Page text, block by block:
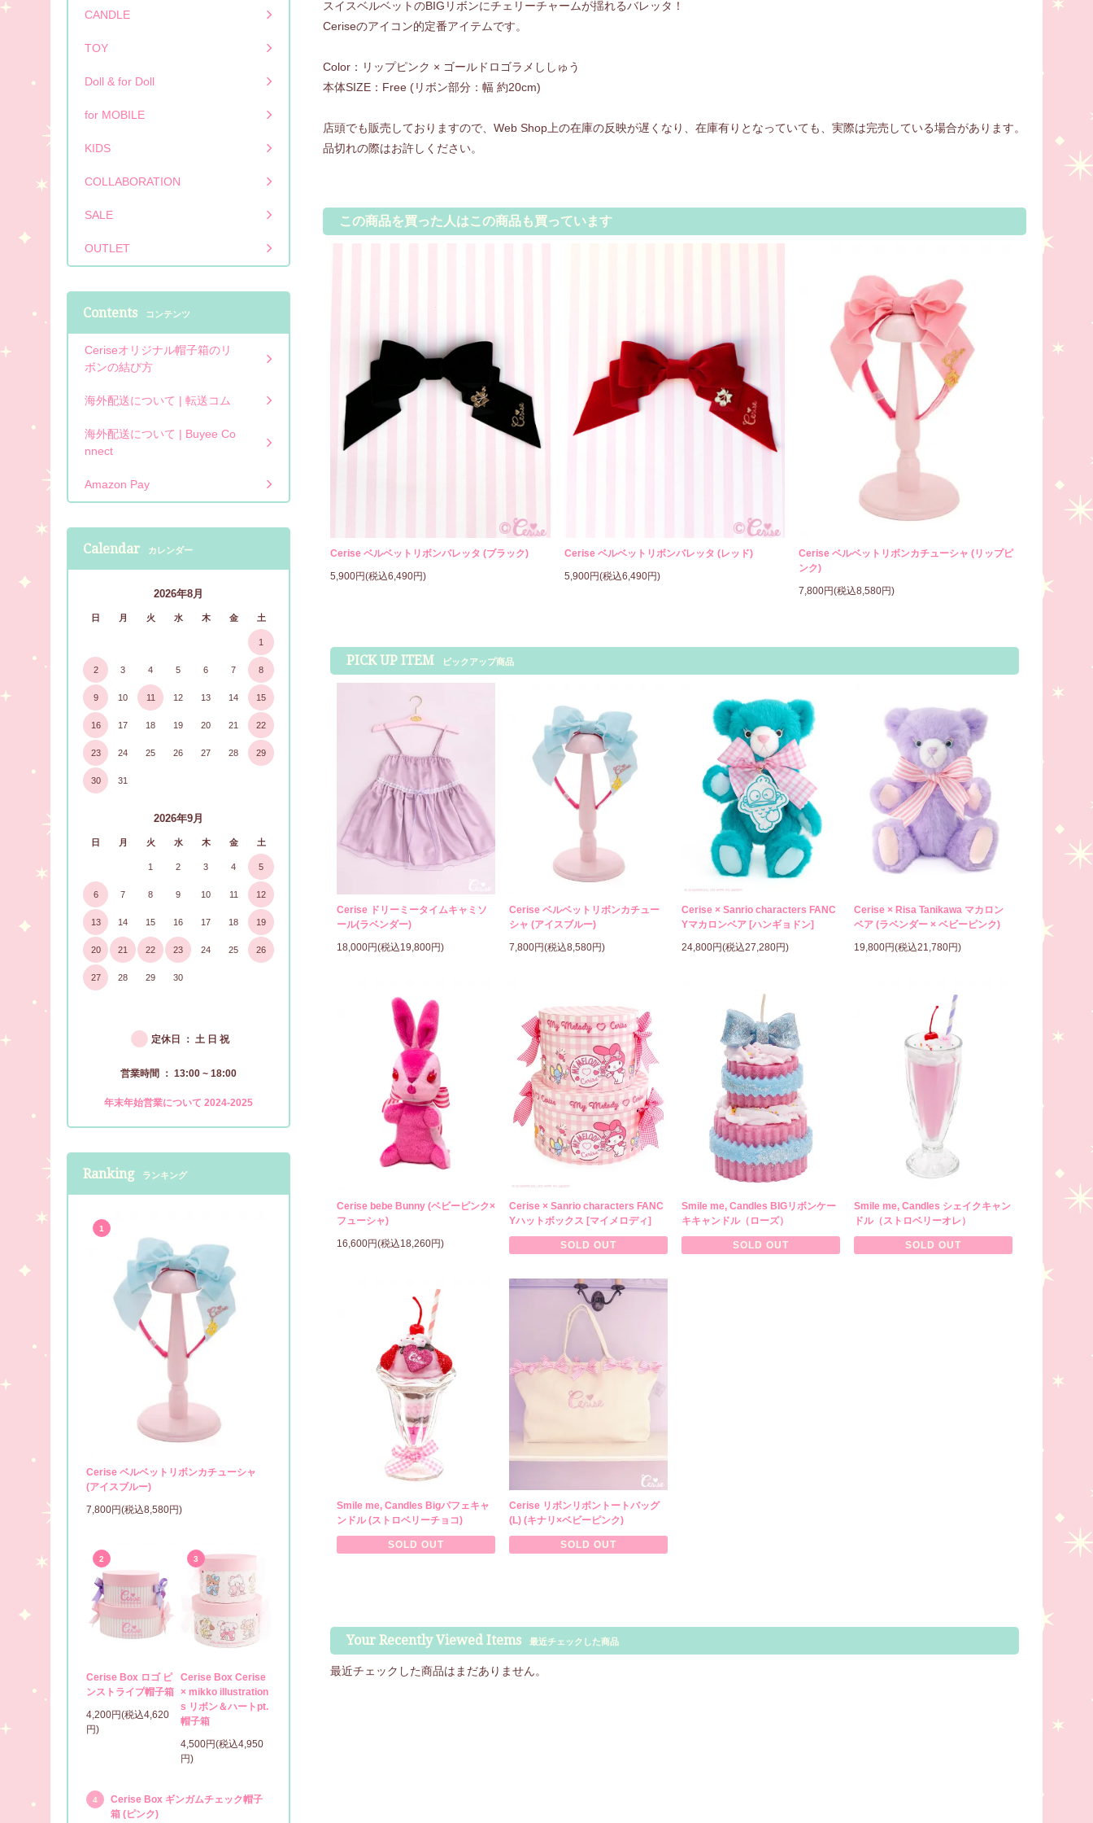
スイスベルベットのBIGリボンにチェリーチャームが揺れるバレッタ！
Ceriseのアイコン的定番アイテムです。
Color：リップピンク × ゴールドロゴラメししゅう
本体SIZE：Free (リボン部分：幅 約20cm)
店頭でも販売しておりますので、Web Shop上の在庫の反映が遅くなり、在庫有りとなっていても、実際は完売している場合があります。
品切れの際はお許しください。
この商品を買った人はこの商品も買っています
Cerise ベルベットリボンバレッタ (ブラック)
5,900円(税込6,490円)
Cerise ベルベットリボンバレッタ (レッド)
5,900円(税込6,490円)
Cerise ベルベットリボンカチューシャ (リップピ
ンク)
7,800円(税込8,580円)
PICK UP ITEM ピックアップ商品
Cerise ドリーミータイムキャミソ
ール(ラベンダー)
18,000円(税込19,800円)
Cerise ベルベットリボンカチュー
シャ (アイスブルー)
7,800円(税込8,580円)
Cerise × Sanrio characters FANC
Yマカロンベア [ハンギョドン]
24,800円(税込27,280円)
Cerise × Risa Tanikawa マカロン
ベア (ラベンダー × ベビーピンク)
19,800円(税込21,780円)
Cerise bebe Bunny (ベビーピンク×
フューシャ)
16,600円(税込18,260円)
Cerise × Sanrio characters FANC
Yハットボックス [マイメロディ]
SOLD OUT
Smile me, Candles BIGリボンケー
キキャンドル（ローズ）
SOLD OUT
Smile me, Candles シェイクキャン
ドル（ストロベリーオレ）
SOLD OUT
Smile me, Candles Bigパフェキャ
ンドル (ストロベリーチョコ)
SOLD OUT
Cerise リボンリボントートバッグ
(L) (キナリ×ベビーピンク)
SOLD OUT
Your Recently Viewed Items 最近チェックした商品
最近チェックした商品はまだありません。
CANDLE
TOY
Doll & for Doll
for MOBILE
KIDS
COLLABORATION
SALE
OUTLET
Contents コンテンツ
Ceriseオリジナル帽子箱のリ
ボンの結び方
海外配送について | 転送コム
海外配送について | Buyee Co
nnect
Amazon Pay
Calendar カレンダー
2026年8月
日 月 火 水 木 金 土
1
2 3 4 5 6 7 8
9 10 11 12 13 14 15
16 17 18 19 20 21 22
23 24 25 26 27 28 29
30 31
2026年9月
日 月 火 水 木 金 土
1 2 3 4 5
6 7 8 9 10 11 12
13 14 15 16 17 18 19
20 21 22 23 24 25 26
27 28 29 30
● 定休日 ： 土 日 祝
営業時間 ： 13:00 ~ 18:00
年末年始営業について 2024-2025
Ranking ランキング
1
Cerise ベルベットリボンカチューシャ
(アイスブルー)
7,800円(税込8,580円)
2
Cerise Box ロゴ ピ
ンストライプ帽子箱
4,200円(税込4,620
円)
3
Cerise Box Cerise
× mikko illustration
s リボン＆ハートpt.
帽子箱
4,500円(税込4,950
円)
4
Cerise Box ギンガムチェック帽子
箱 (ピンク)